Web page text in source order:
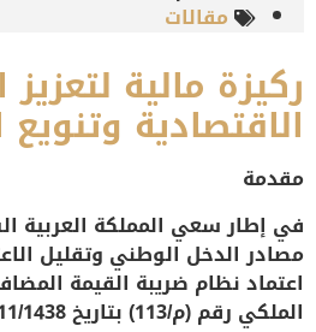
مقالات
ركيزة مالية
الاقتصادية وتنويع
مقدمة
في إطار سعي المملكة العربية
مصادر الدخل الوطني وتقليل
اعتمادنظام ضريبة القيمة
الملكي رقم (م/113) بتاريخ 2/11/1438هـ،